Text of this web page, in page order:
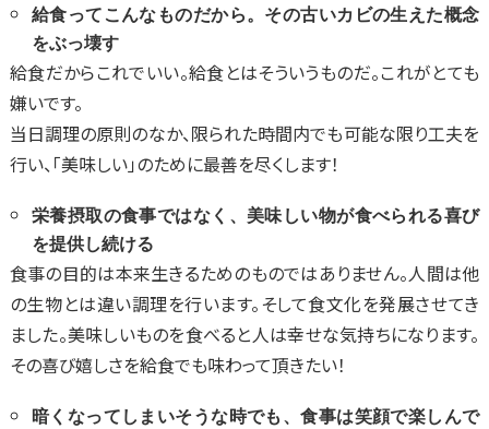
給食ってこんなものだから。その古いカビの生えた概念
をぶっ壊す
給食だからこれでいい。給食とはそういうものだ。これがとても
嫌いです。
当日調理の原則のなか、限られた時間内でも可能な限り工夫を
行い、「美味しい」のために最善を尽くします！
栄養摂取の食事ではなく、美味しい物が食べられる喜び
を提供し続ける
食事の目的は本来生きるためのものではありません。人間は他
の生物とは違い調理を行います。そして食文化を発展させてき
ました。美味しいものを食べると人は幸せな気持ちになります。
その喜び嬉しさを給食でも味わって頂きたい！
暗くなってしまいそうな時でも、食事は笑顔で楽しんで